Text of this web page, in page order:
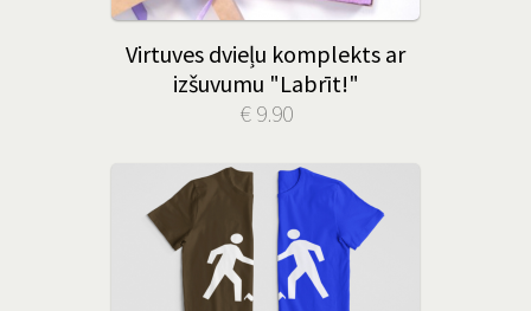
Virtuves dvieļu komplekts ar
izšuvumu "Labrīt!"
€ 9.90